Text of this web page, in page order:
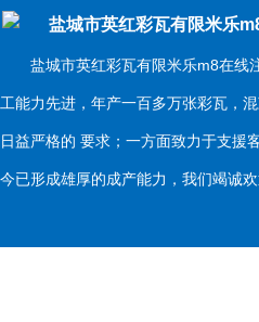
盐城市英红彩瓦有限米乐
盐城市英红彩瓦有限米乐m8在线注
工能力先进，年产一百多万张彩瓦
日益严格的 要求；一方面致力于支
今已形成雄厚的成产能力，我们竭